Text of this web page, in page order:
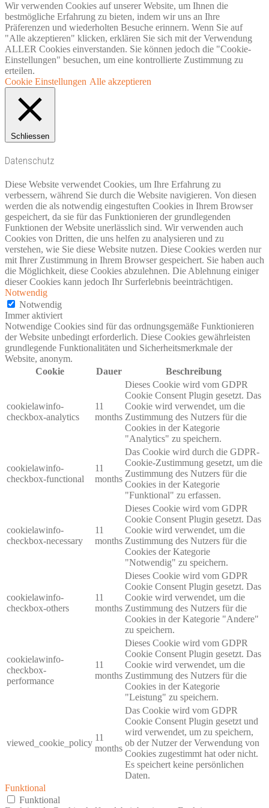
Wir verwenden Cookies auf unserer Website, um Ihnen die
bestmögliche Erfahrung zu bieten, indem wir uns an Ihre
Präferenzen und wiederholten Besuche erinnern. Wenn Sie auf
"Alle akzeptieren" klicken, erklären Sie sich mit der Verwendung
ALLER Cookies einverstanden. Sie können jedoch die "Cookie-
Einstellungen" besuchen, um eine kontrollierte Zustimmung zu
erteilen.
Cookie Einstellungen Alle akzeptieren
Schliessen
Datenschutz
Diese Website verwendet Cookies, um Ihre Erfahrung zu
verbessern, während Sie durch die Website navigieren. Von diesen
werden die als notwendig eingestuften Cookies in Ihrem Browser
gespeichert, da sie für das Funktionieren der grundlegenden
Funktionen der Website unerlässlich sind. Wir verwenden auch
Cookies von Dritten, die uns helfen zu analysieren und zu
verstehen, wie Sie diese Website nutzen. Diese Cookies werden nur
mit Ihrer Zustimmung in Ihrem Browser gespeichert. Sie haben auch
die Möglichkeit, diese Cookies abzulehnen. Die Ablehnung einiger
dieser Cookies kann jedoch Ihr Surferlebnis beeinträchtigen.
Notwendig
Notwendig
Immer aktiviert
Notwendige Cookies sind für das ordnungsgemäße Funktionieren
der Website unbedingt erforderlich. Diese Cookies gewährleisten
grundlegende Funktionalitäten und Sicherheitsmerkmale der
Website, anonym.
Cookie
Dauer Beschreibung
cookielawinfo-
checkbox-analytics
11
months
Dieses Cookie wird vom GDPR
Cookie Consent Plugin gesetzt. Das
Cookie wird verwendet, um die
Zustimmung des Nutzers für die
Cookies in der Kategorie
"Analytics" zu speichern.
cookielawinfo-
checkbox-functional
11
months
Das Cookie wird durch die GDPR-
Cookie-Zustimmung gesetzt, um die
Zustimmung des Nutzers für die
Cookies in der Kategorie
"Funktional" zu erfassen.
cookielawinfo-
checkbox-necessary
11
months
Dieses Cookie wird vom GDPR
Cookie Consent Plugin gesetzt. Das
Cookie wird verwendet, um die
Zustimmung des Nutzers für die
Cookies der Kategorie
"Notwendig" zu speichern.
cookielawinfo-
checkbox-others
11
months
Dieses Cookie wird vom GDPR
Cookie Consent Plugin gesetzt. Das
Cookie wird verwendet, um die
Zustimmung des Nutzers für die
Cookies in der Kategorie "Andere"
zu speichern.
cookielawinfo-
checkbox-
performance
11
months
Dieses Cookie wird vom GDPR
Cookie Consent Plugin gesetzt. Das
Cookie wird verwendet, um die
Zustimmung des Nutzers für die
Cookies in der Kategorie
"Leistung" zu speichern.
viewed_cookie_policy
11
months
Das Cookie wird vom GDPR
Cookie Consent Plugin gesetzt und
wird verwendet, um zu speichern,
ob der Nutzer der Verwendung von
Cookies zugestimmt hat oder nicht.
Es speichert keine persönlichen
Daten.
Funktional
Funktional